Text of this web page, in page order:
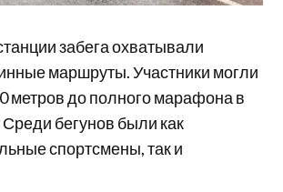
забега охватывали
маршруты. Участники могли
метров до полного марафона в
бегунов были как
спортсмены, так и